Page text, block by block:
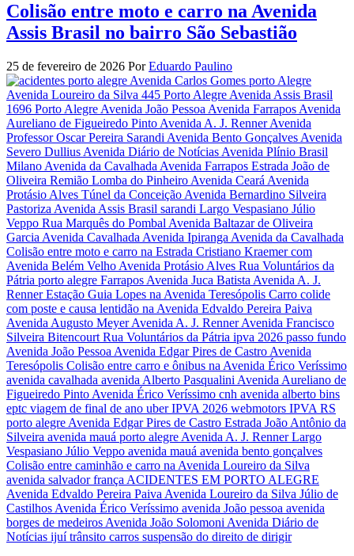
Colisão entre moto e carro na Avenida
Assis Brasil no bairro São Sebastião
25 de fevereiro de 2026 PorEduardo Paulino